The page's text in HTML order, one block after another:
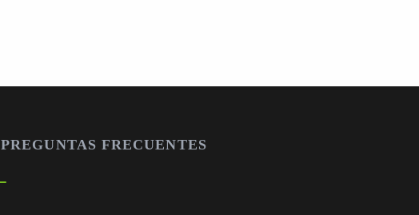
PREGUNTAS FRECUENTES